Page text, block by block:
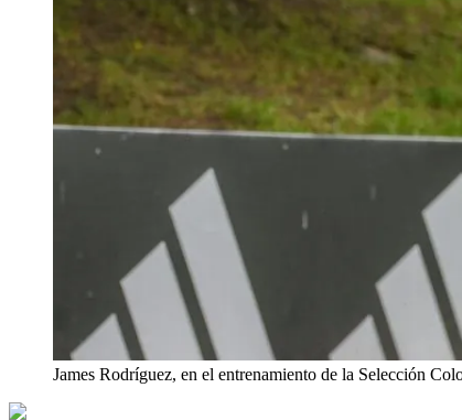
James Rodríguez, en el entrenamiento de la Selección